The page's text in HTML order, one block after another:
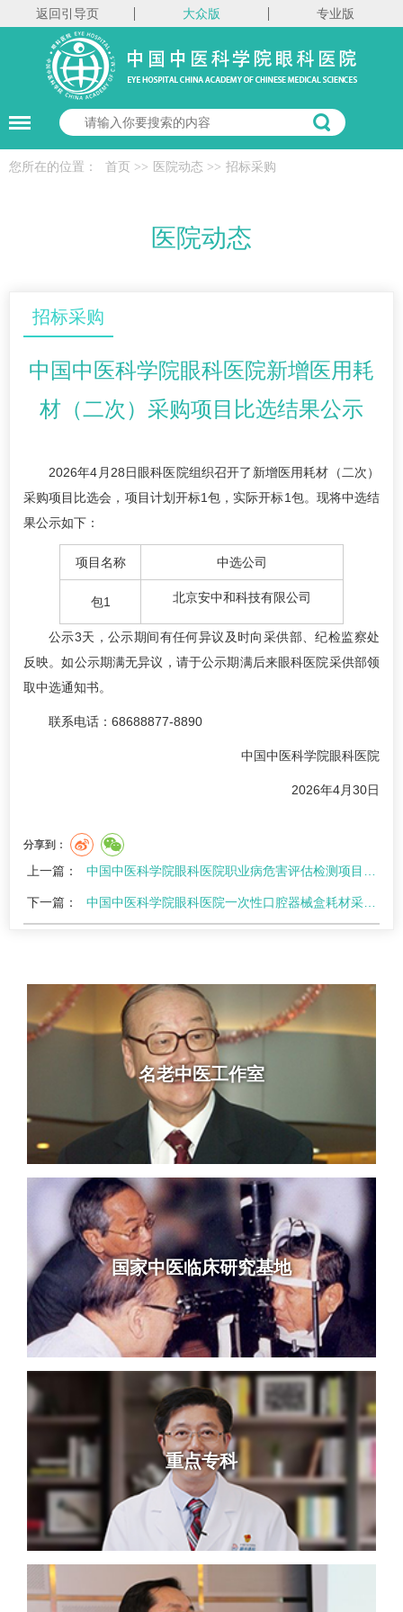
返回引导页 大众版 专业版
您所在的位置： 首页 >> 医院动态 >> 招标采购
医院动态
招标采购
中国中医科学院眼科医院新增医用耗
材（二次）采购项目比选结果公示
2026年4月28日眼科医院组织召开了新增医用耗材（二次）
采购项目比选会，项目计划开标1包，实际开标1包。现将中选结
果公示如下：
项目名称 中选公司
包1 北京安中和科技有限公司
公示3天，公示期间有任何异议及时向采供部、纪检监察处
反映。如公示期满无异议，请于公示期满后来眼科医院采供部领
取中选通知书。
联系电话：68688877-8890
中国中医科学院眼科医院
2026年4月30日
分享到：
上一篇： 中国中医科学院眼科医院职业病危害评估检测项目比选公告（二次）
下一篇： 中国中医科学院眼科医院一次性口腔器械盒耗材采购项目（二次）公告
名老中医工作室
国家中医临床研究基地
重点专科